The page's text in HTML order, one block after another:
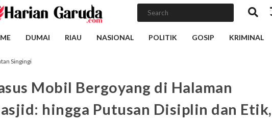
DUMAI RIAU NASIONAL POLITIK GOSIP KRIMINAL
Singingi
Mobil Bergoyang di Halaman
hingga Putusan Disiplin dan Etik,